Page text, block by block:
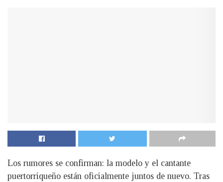
Los rumores se confirman: la modelo y el cantante
puertorriqueño están oficialmente juntos de nuevo. Tras